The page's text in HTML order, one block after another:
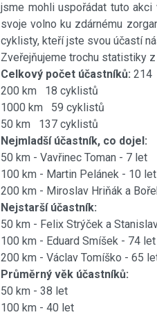
jsme mohli uspořádat tuto
svoje volno ku zdárnému
cyklisty, kteří jste svou účastí
Zveřejňujeme trochu statistiky
Celkový počet účastníků:214
200 km 18 cyklistů
1000 km 59 cyklistů
50 km 137 cyklistů
Nejmladší účastník, co dojel:
50 km - Vavřinec Toman - 7 let
100 km - Martin Pelánek - 10 let
200 km - Miroslav Hriňák a
Nejstarší účastník:
50 km - Felix Strýček a
100 km - Eduard Smíšek - 74 let
200 km - Václav Tomíško - 65
Průměrný věk účastníků:
50 km - 38 let
100 km - 40 let